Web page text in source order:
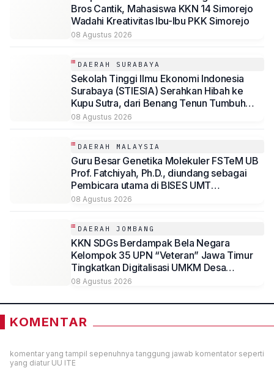
Bros Cantik, Mahasiswa KKN 14 Simorejo
Wadahi Kreativitas Ibu-Ibu PKK Simorejo
08 Agustus 2026
DAERAH SURABAYA
Sekolah Tinggi Ilmu Ekonomi Indonesia
Surabaya (STIESIA) Serahkan Hibah ke
Kupu Sutra, dari Benang Tenun Tumbuh
Kemandirian Disabilitas
08 Agustus 2026
DAERAH MALAYSIA
Guru Besar Genetika Molekuler FSTeM UB
Prof. Fatchiyah, Ph.D., diundang sebagai
Pembicara utama di BISES UMT
Terengganu Malaysia
08 Agustus 2026
DAERAH JOMBANG
KKN SDGs Berdampak Bela Negara
Kelompok 35 UPN “Veteran” Jawa Timur
Tingkatkan Digitalisasi UMKM Desa
Sambirejo Melalui Program “Sambi Digital”
08 Agustus 2026
KOMENTAR
komentar yang tampil sepenuhnya tanggung jawab komentator seperti
yang diatur UU ITE